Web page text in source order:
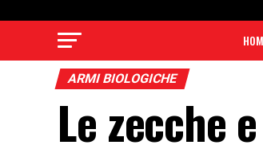
ARMI BIOLOGICHE
Le zecche